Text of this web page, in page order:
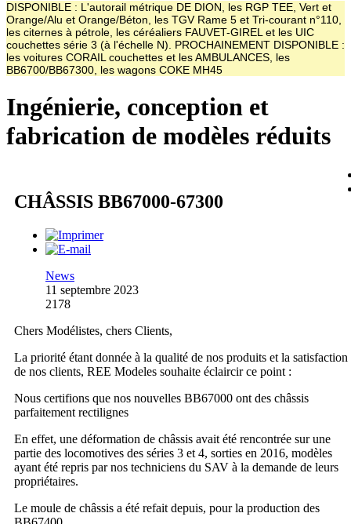
DISPONIBLE : L'autorail métrique DE DION, les RGP TEE, Vert et
Orange/Alu et Orange/Béton, les TGV Rame 5 et Tri-courant n°110,
les citernes à pétrole, les céréaliers FAUVET-GIREL et les UIC
couchettes série 3 (à l'échelle N). PROCHAINEMENT DISPONIBLE :
les voitures CORAIL couchettes et les AMBULANCES, les
BB6700/BB67300, les wagons COKE MH45
Ingénierie, conception et
fabrication de modèles réduits
CHÂSSIS BB67000-67300
News
11 septembre 2023
2178
Chers Modélistes, chers Clients,
La priorité étant donnée à la qualité de nos produits et la satisfaction
de nos clients, REE Modeles souhaite éclaircir ce point :
Nous certifions que nos nouvelles BB67000 ont des châssis
parfaitement rectilignes
En effet, une déformation de châssis avait été rencontrée sur une
partie des locomotives des séries 3 et 4, sorties en 2016, modèles
ayant été repris par nos techniciens du SAV à la demande de leurs
propriétaires.
Le moule de châssis a été refait depuis, pour la production des